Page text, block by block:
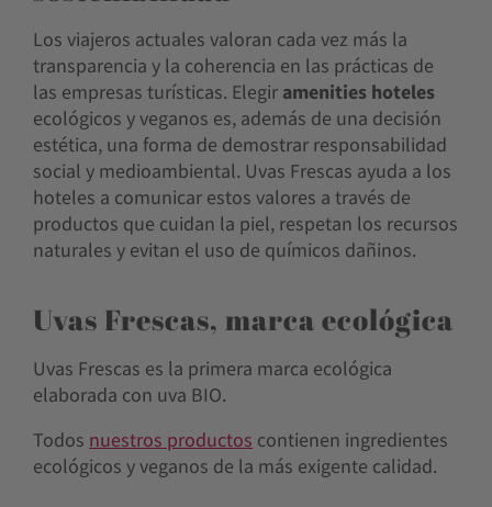
Los viajeros actuales valoran cada vez más la
transparencia y la coherencia en las prácticas de
las empresas turísticas. Elegir amenities hoteles
ecológicos y veganos es, además de una decisión
estética, una forma de demostrar responsabilidad
social y medioambiental. Uvas Frescas ayuda a los
hoteles a comunicar estos valores a través de
productos que cuidan la piel, respetan los recursos
naturales y evitan el uso de químicos dañinos.
Uvas Frescas, marca ecológica
Uvas Frescas es la primera marca ecológica
elaborada con uva BIO.
Todos nuestros productos contienen ingredientes
ecológicos y veganos de la más exigente calidad.